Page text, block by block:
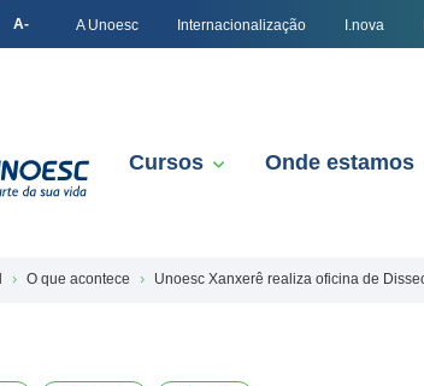
A- A Unoesc Internacionalização I.nova
Cursos Onde estamos
O que acontece Unoesc Xanxerê realiza oficina de